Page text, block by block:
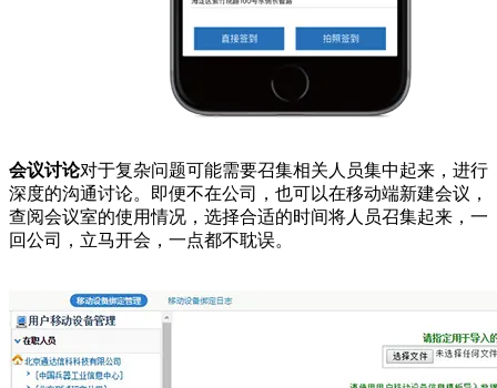
会议讨论对于复杂问题可能需要召集相关人员集中起来，进行
深度的沟通讨论。即便不在公司，也可以在移动端新建会议，
查阅会议室的使用情况，选择合适的时间将人员召集起来，一
回公司，立马开会，一点都不耽误。